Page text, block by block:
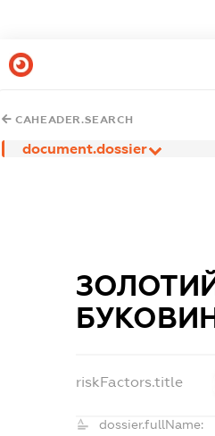
CAHEADER.SEARCH
document.dossier
riskFactors.title
dossier.fullName: